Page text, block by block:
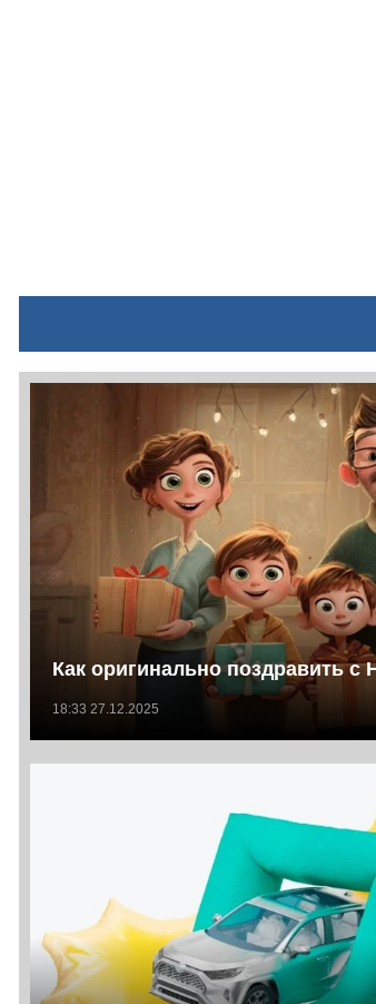
Как оригинально поздравить
18:33 27.12.2025